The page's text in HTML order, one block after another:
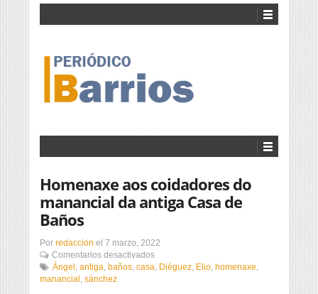
Homenaxe aos coidadores do
manancial da antiga Casa de
Baños
Por redaccion el 7 marzo, 2022
Comentarios desactivadosen
Homenaxe
Ángel , antiga, baños, casa, Diéguez, Elio, homenaxe,
manancial , sánchez